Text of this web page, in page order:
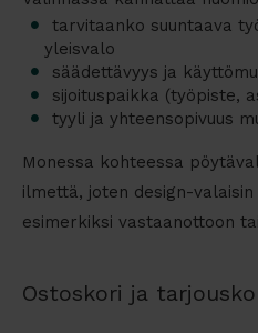
tarvitaanko suuntaava
yleisvalo
säädettävyys ja
sijoituspaikka (työpiste,
tyyli ja yhteensopivuus
Monessa kohteessa
ilmettä, joten design-
esimerkiksi vastaanottoon
Ostoskori ja